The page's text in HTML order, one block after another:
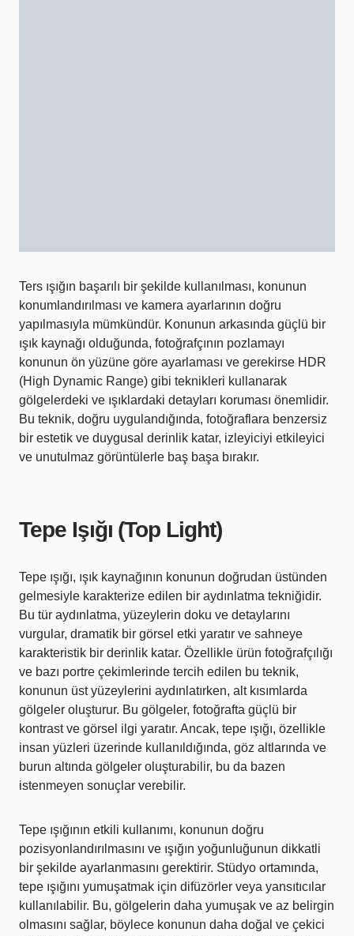
Ters ışığın başarılı bir şekilde kullanılması, konunun
konumlandırılması ve kamera ayarlarının doğru
yapılmasıyla mümkündür. Konunun arkasında güçlü bir
ışık kaynağı olduğunda, fotoğrafçının pozlamayı
konunun ön yüzüne göre ayarlaması ve gerekirse HDR
(High Dynamic Range) gibi teknikleri kullanarak
gölgelerdeki ve ışıklardaki detayları koruması önemlidir.
Bu teknik, doğru uygulandığında, fotoğraflara benzersiz
bir estetik ve duygusal derinlik katar, izleyiciyi etkileyici
ve unutulmaz görüntülerle baş başa bırakır.
Tepe Işığı (Top Light)
Tepe ışığı, ışık kaynağının konunun doğrudan üstünden
gelmesiyle karakterize edilen bir aydınlatma tekniğidir.
Bu tür aydınlatma, yüzeylerin doku ve detaylarını
vurgular, dramatik bir görsel etki yaratır ve sahneye
karakteristik bir derinlik katar. Özellikle ürün fotoğrafçılığı
ve bazı portre çekimlerinde tercih edilen bu teknik,
konunun üst yüzeylerini aydınlatırken, alt kısımlarda
gölgeler oluşturur. Bu gölgeler, fotoğrafta güçlü bir
kontrast ve görsel ilgi yaratır. Ancak, tepe ışığı, özellikle
insan yüzleri üzerinde kullanıldığında, göz altlarında ve
burun altında gölgeler oluşturabilir, bu da bazen
istenmeyen sonuçlar verebilir.
Tepe ışığının etkili kullanımı, konunun doğru
pozisyonlandırılmasını ve ışığın yoğunluğunun dikkatli
bir şekilde ayarlanmasını gerektirir. Stüdyo ortamında,
tepe ışığını yumuşatmak için difüzörler veya yansıtıcılar
kullanılabilir. Bu, gölgelerin daha yumuşak ve az belirgin
olmasını sağlar, böylece konunun daha doğal ve çekici